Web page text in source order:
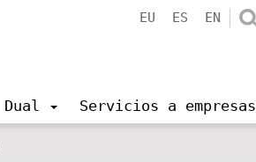
EU ES EN
Servicios a empresas